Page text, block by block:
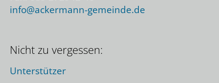
info@ackermann-gemeinde.de
Nicht zu vergessen:
Unterstützer